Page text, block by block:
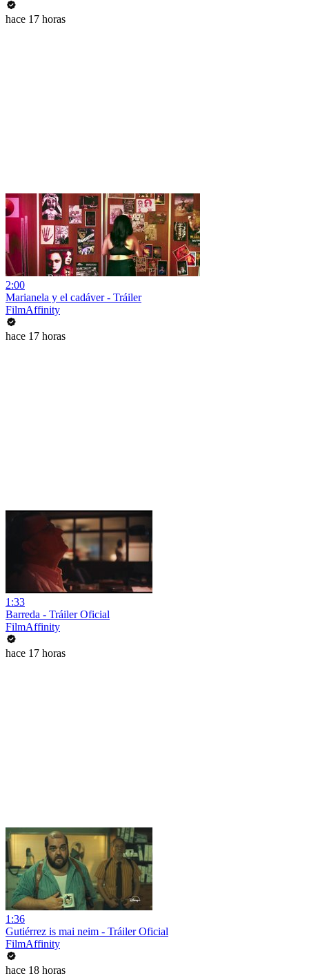
hace 17 horas
2:00
Marianela y el cadáver - Tráiler
FilmAffinity
hace 17 horas
1:33
Barreda - Tráiler Oficial
FilmAffinity
hace 17 horas
1:36
Gutiérrez is mai neim - Tráiler Oficial
FilmAffinity
hace 18 horas